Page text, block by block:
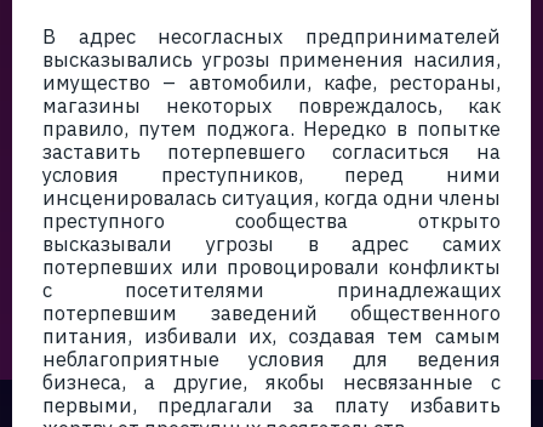
В адрес несогласных предпринимателей
высказывались угрозы применения насилия,
имущество – автомобили, кафе, рестораны,
магазины некоторых повреждалось, как
правило, путем поджога. Нередко в попытке
заставить потерпевшего согласиться на
условия преступников, перед ними
инсценировалась ситуация, когда одни члены
преступного сообщества открыто
высказывали угрозы в адрес самих
потерпевших или провоцировали конфликты
с посетителями принадлежащих
потерпевшим заведений общественного
питания, избивали их, создавая тем самым
неблагоприятные условия для ведения
бизнеса, а другие, якобы несвязанные с
первыми, предлагали за плату избавить